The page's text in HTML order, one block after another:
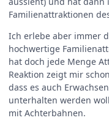
Familienattraktionen
Ich erlebe aber immer
hochwertige
hat doch jede Menge
Reaktion zeigt mir
dass es auch
unterhalten werden
mit Achterbahnen.